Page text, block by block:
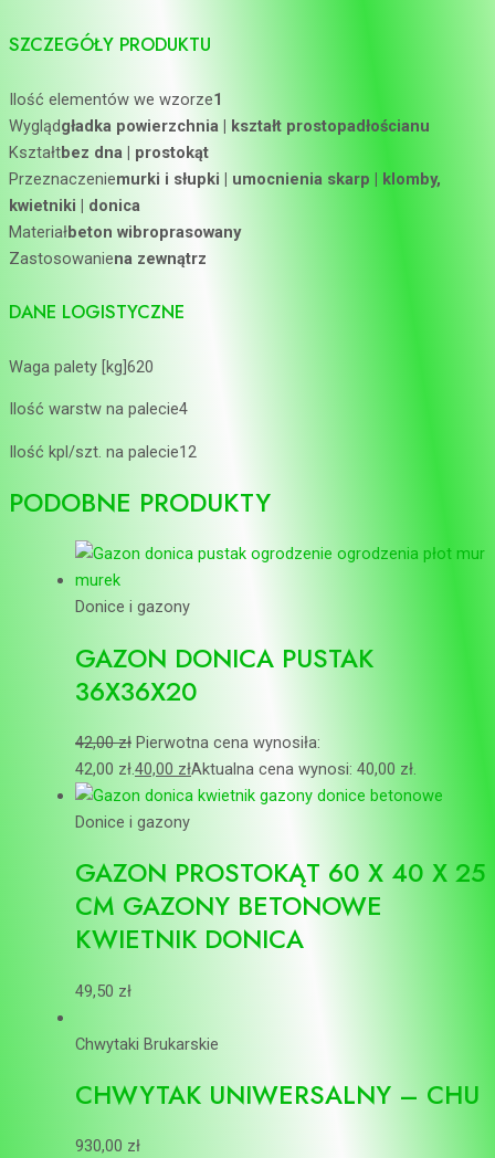
SZCZEGÓŁY PRODUKTU
Ilość elementów we wzorze1
Wyglądgładka powierzchnia | kształt prostopadłościanu
Kształtbez dna | prostokąt
Przeznaczeniemurki i słupki | umocnienia skarp | klomby,
kwietniki | donica
Materiałbeton wibroprasowany
Zastosowaniena zewnątrz
DANE LOGISTYCZNE
Waga palety [kg]620
Ilość warstw na palecie4
Ilość kpl/szt. na palecie12
PODOBNE PRODUKTY
Donice i gazony
GAZON DONICA PUSTAK
36X36X20
42,00zł Pierwotna cena wynosiła:
42,00 zł.40,00 złAktualna cena wynosi: 40,00 zł.
Donice i gazony
GAZON PROSTOKĄT 60 X 40 X 25
CM GAZONY BETONOWE
KWIETNIK DONICA
49,50 zł
Chwytaki Brukarskie
CHWYTAK UNIWERSALNY – CHU
930,00 zł